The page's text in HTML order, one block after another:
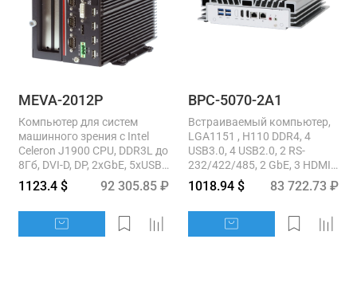
MEVA-2012P
Компьютер для систем
машинного зрения с Intel
Celeron J1900 CPU, DDR3L до
8Гб, DVI-D, DP, 2xGbE, 5xUSB,
6xRS232/422/485, 2xmSATA,
2x2.5"...
1123.4 $ 92 305.85 ₽
BPC-5070-2A1
Встраиваемый компьютер,
LGA1151 , H110 DDR4, 4
USB3.0, 4 USB2.0, 2 RS-
232/422/485, 2 GbE, 3 HDMI,
RAID 0/1, DC 12~24V,...
1018.94 $ 83 722.73 ₽